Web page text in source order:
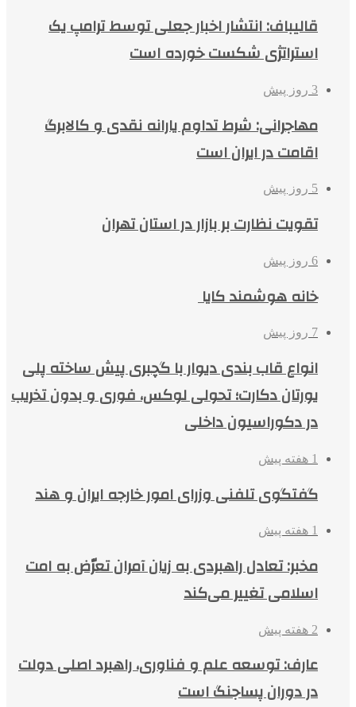
قالیباف: انتشار اخبار جعلی توسط ترامپ یک
استراتژی شکست خورده است
3 روز پیش
مهاجرانی: شرط تداوم یارانه نقدی و کالابرگ
اقامت در ایران است
5 روز پیش
تقویت نظارت بر بازار در استان تهران
6 روز پیش
خانه هوشمند کایا
7 روز پیش
انواع قاب بندی دیوار با گچبری پیش ساخته پلی
یورتان دکارت؛ تحولی لوکس، فوری و بدون تخریب
در دکوراسیون داخلی
1 هفته پیش
گفتگوی تلفنی وزرای امور خارجه ایران و هند
1 هفته پیش
مخبر: تعادل راهبردی به زیان آمران تعرّض به امت
اسلامی تغییر می‌کند
2 هفته پیش
عارف: توسعه علم و فناوری، راهبرد اصلی دولت
در دوران پساجنگ است